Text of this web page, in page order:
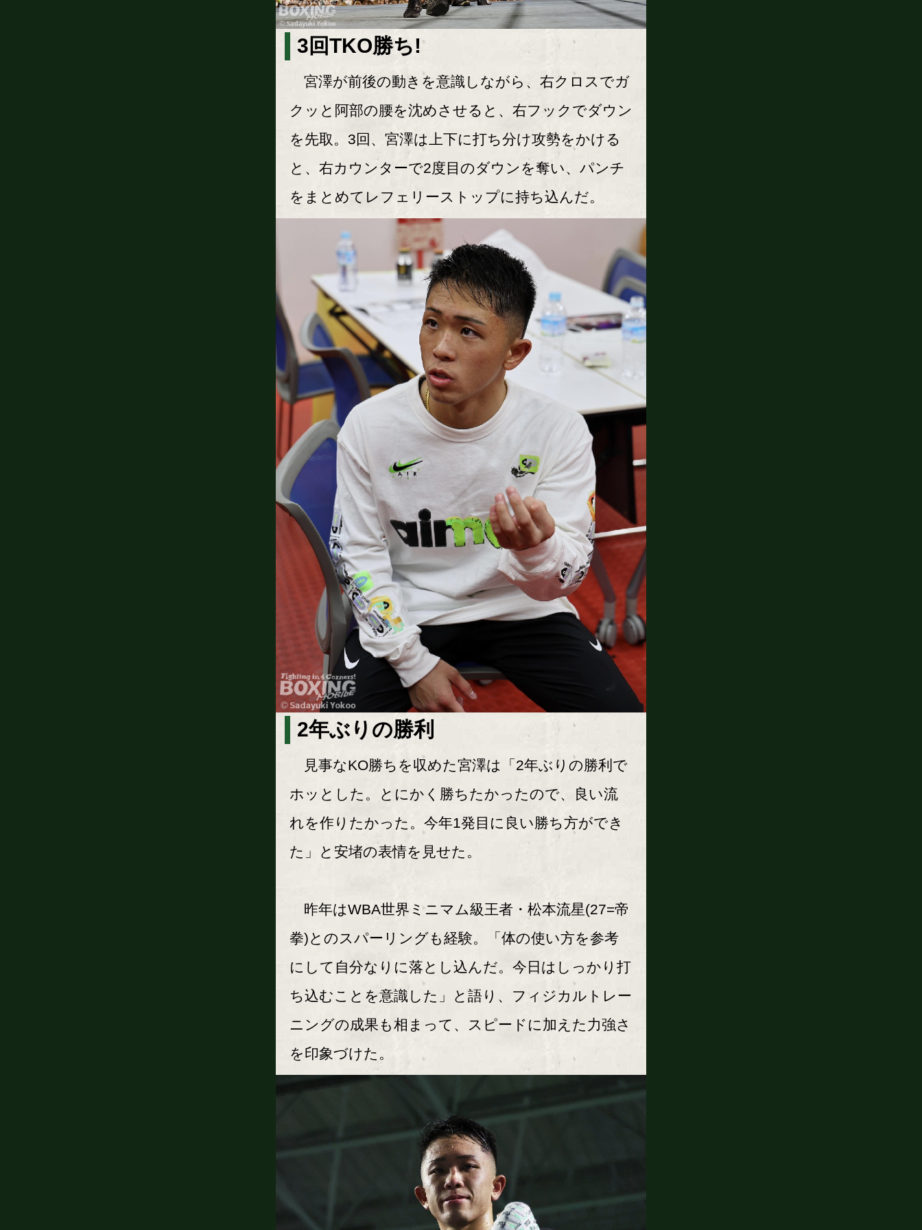
3回TKO勝ち!
宮澤が前後の動きを意識しながら、右クロスでガ
クッと阿部の腰を沈めさせると、右フックでダウン
を先取。3回、宮澤は上下に打ち分け攻勢をかける
と、右カウンターで2度目のダウンを奪い、パンチ
をまとめてレフェリーストップに持ち込んだ。
2年ぶりの勝利
見事なKO勝ちを収めた宮澤は「2年ぶりの勝利で
ホッとした。とにかく勝ちたかったので、良い流
れを作りたかった。今年1発目に良い勝ち方ができ
た」と安堵の表情を見せた。
昨年はWBA世界ミニマム級王者・松本流星(27=帝
拳)とのスパーリングも経験。「体の使い方を参考
にして自分なりに落とし込んだ。今日はしっかり打
ち込むことを意識した」と語り、フィジカルトレー
ニングの成果も相まって、スピードに加えた力強さ
を印象づけた。